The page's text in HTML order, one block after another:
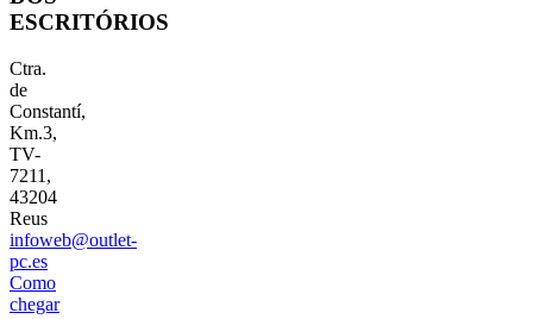
ESCRITÓRIOS
Ctra.
de
Constantí,
Km.3,
TV-
7211,
43204
Reus
infoweb@outlet-
pc.es
Como
chegar